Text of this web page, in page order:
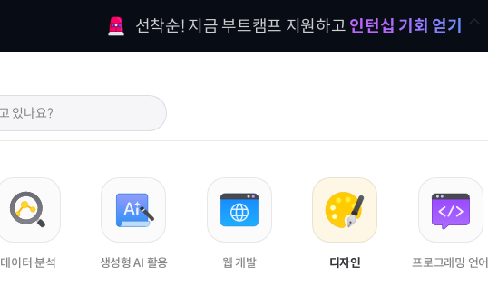
선착순! 지금 부트캠프 지원하고 인턴십 기회 얻기
데이터 분석 생성형 AI 활용 웹 개발 디자인 프로그래밍 언어